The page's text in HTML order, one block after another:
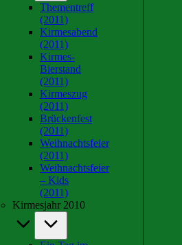
Thementreff
(2011)
Kirmesabend
(2011)
Kirmes-
Bierstand
(2011)
Kirmeszug
(2011)
Brückenfest
(2011)
Weihnachtsfeier
(2011)
Weihnachtsfeier
– Kids
(2011)
Kirmesjahr 2010